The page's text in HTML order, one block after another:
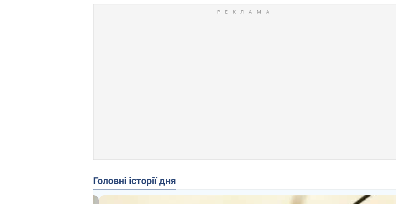
Головні історії дня